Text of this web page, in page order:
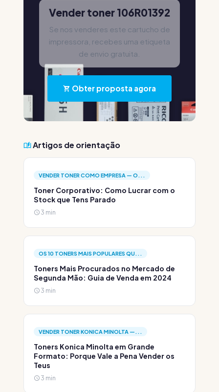
Vender toner 106R01392
Se nos venderes este cartucho de
impressora, recebes uma etiqueta
de envio gratuita.
Obter proposta agora
Artigos de orientação
VENDER TONER COMO EMPRESA — O...
Toner Corporativo: Como Lucrar com o
Stock que Tens Parado
3 min
OS 10 TONERS MAIS POPULARES QU...
Toners Mais Procurados no Mercado de
Segunda Mão: Guia de Venda em 2024
3 min
VENDER TONER KONICA MINOLTA —...
Toners Konica Minolta em Grande
Formato: Porque Vale a Pena Vender os
Teus
3 min